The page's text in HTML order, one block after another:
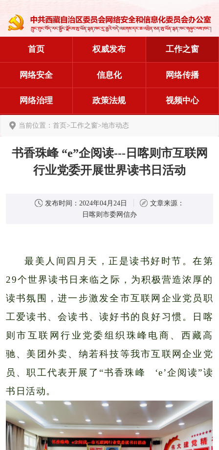
首页 权威发布 工作之窗
网络安全 信息化 网络传播
网络治理 政策法规 视频中心
当前位置： 首页>工作之窗>地市动态
书香珠峰 “e”企阅读---日喀则市互联网
行业党委开展世界读书日活动
发布时间： 2024年04月24日
文章来源：
日喀则市委网信办
最美人间四月天，正是读书好时节。在第
29个世界读书日来临之际，为积极营造浓厚的
读书氛围，进一步激发全市互联网企业党员职
工爱读书、会读书、读好书的良好习惯。日喀
则市互联网行业党委组织珠峰电商、西藏高
驰、美团外卖、纳若科技等我市互联网企业党
员、职工代表开展了“书香珠峰 ‘e’企阅读”读
书日活动。